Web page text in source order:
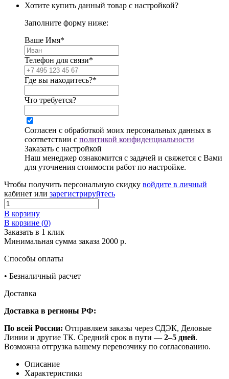
Хотите купить данный товар с настройкой?
Заполните форму ниже:
Ваше Имя*
Телефон для связи*
Где вы находитесь?*
Что требуется?
Согласен с обработкой моих персональных данных в
соответствии с политикой конфиденциальности
Заказать с настройкой
Наш менеджер ознакомится с задачей и свяжется с Вами
для уточнения стоимости работ по настройке.
Чтобы получить персональную скидку войдите в личный
кабинет или зарегистрируйтесь
В корзину
В корзине (0)
Заказать в 1 клик
Минимальная сумма заказа 2000 р.
Способы оплаты
• Безналичный расчет
Доставка
Доставка в регионы РФ:
По всей России: Отправляем заказы через СДЭК, Деловые
Линии и другие ТК. Средний срок в пути — 2–5 дней.
Возможна отгрузка вашему перевозчику по согласованию.
Описание
Характеристики